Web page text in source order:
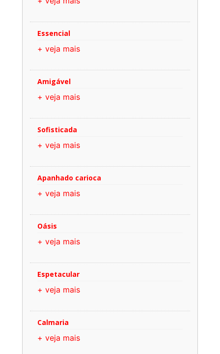
Essencial
+ veja mais
Amigável
+ veja mais
Sofisticada
+ veja mais
Apanhado carioca
+ veja mais
Oásis
+ veja mais
Espetacular
+ veja mais
Calmaria
+ veja mais